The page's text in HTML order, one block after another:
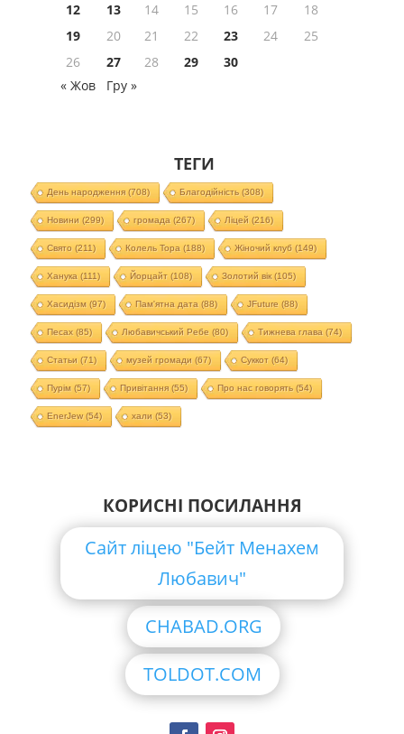
12
13 14 15 16 17
18
19
20 21 22 23 24
25
26
27 28 29
30
« Жов
Гру »
ТЕГИ
День народження(708) Благодійність (308)
Новини (299) громада (267) Ліцей (216)
Свято (211) Колель Тора (188) Жіночий клуб (149)
Ханука (111) Йорцайт (108) Золотий вік(105)
Хасидізм (97) Пам'ятна дата (88) JFuture (88)
Песах(85) Любавичський Ребе (80) Тижнева глава (74)
Статьи (71) музей громади (67) Суккот (64)
Пурім (57) Привітання(55) Про нас говорять (54)
EnerJew(54) хали (53)
КОРИСНІ ПОСИЛАННЯ
Сайт ліцею "Бейт Менахем
Любавич"
CHABAD.ORG
TOLDOT.COM